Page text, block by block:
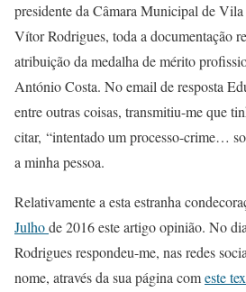
presidente da Câmara Municipal de
Vítor Rodrigues, toda a documentação
atribuição da medalha de mérito
António Costa. No email de resposta
entre outras coisas, transmitiu-me que
citar, “intentado um processo-crime…
a minha pessoa.
Relativamente a esta estranha
Julhode 2016 este artigo opinião. No
Rodrigues respondeu-me, nas redes
nome, através da sua página comeste